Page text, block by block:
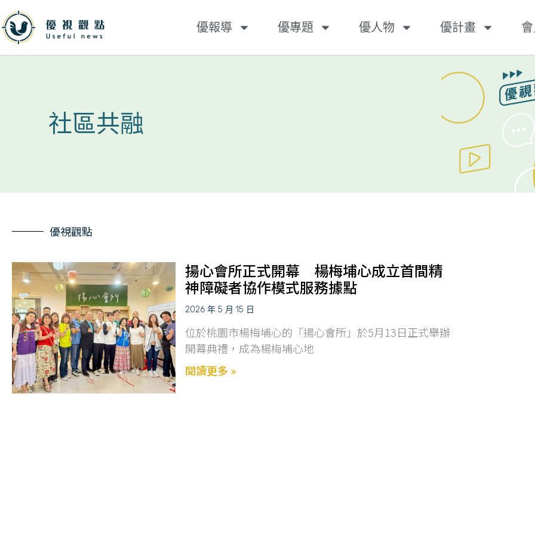
優報導 優專題 優人物 優計畫
社區共融
優視觀點
揚心會所正式開幕 楊梅埔心成立首間精
神障礙者協作模式服務據點
2026 年 5 月 15 日
位於桃園市楊梅埔心的「揚心會所」於5月13日正式舉辦
開幕典禮，成為楊梅埔心地
閱讀更多 »